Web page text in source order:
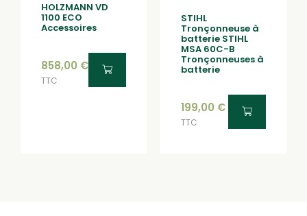
HOLZMANN VD
1100 ECO
Accessoires
858,00 €
TTC
STIHL
Tronçonneuse à
batterie STIHL
MSA 60C-B
Tronçonneuses à
batterie
199,00 €
TTC